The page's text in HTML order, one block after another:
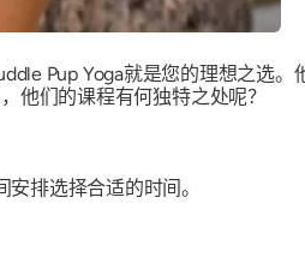
Pup Yoga就是您的理想之选。
他们的课程有何独特之处呢？
排选择合适的时间。